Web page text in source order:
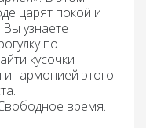
царят покой и
узнаете
по
кусочки
гармонией этого
время.